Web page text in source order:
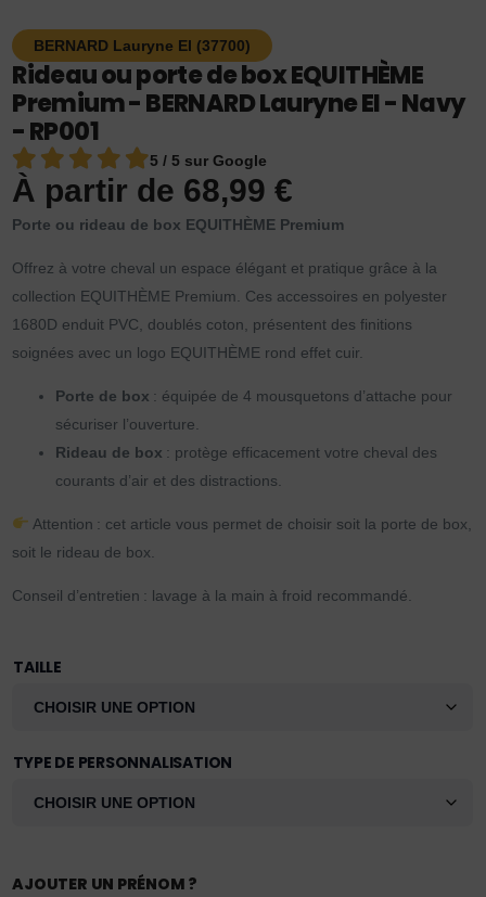
BERNARD Lauryne EI (37700)
Rideau ou porte de box EQUITHÈME
Premium - BERNARD Lauryne EI - Navy
- RP001
5 / 5 sur Google
À partir de 68,99€
Porte ou rideau de box EQUITHÈME Premium
Offrez à votre cheval un espace élégant et pratique grâce à la
collection EQUITHÈME Premium. Ces accessoires en polyester
1680D enduit PVC, doublés coton, présentent des finitions
soignées avec un logo EQUITHÈME rond effet cuir.
Porte de box : équipée de 4 mousquetons d’attache pour
sécuriser l’ouverture.
Rideau de box : protège efficacement votre cheval des
courants d’air et des distractions.
Attention : cet article vous permet de choisir soit la porte de box,
soit le rideau de box.
Conseil d’entretien : lavage à la main à froid recommandé.
TAILLE
TYPE DE PERSONNALISATION
AJOUTER UN PRÉNOM ?